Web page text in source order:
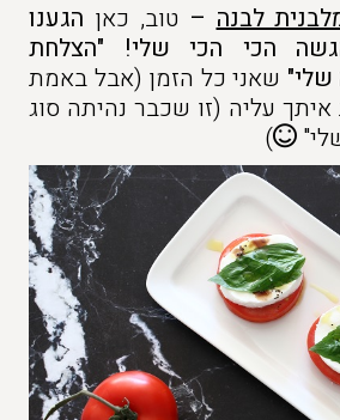
לבנה– טוב, כאן הגענו
הכי הכי שלי!
"הצלחת
שאני כל הזמן (אבל באמת
עליה (זו שכבר נהיתה סוג
)